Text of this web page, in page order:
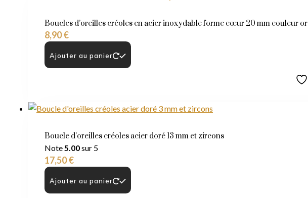
Boucles d’oreilles créoles en acier inoxydable forme cœur 20 mm couleur or
8,90€
Ajouter au panier
Boucle d’oreilles créoles acier doré 13 mm et zircons
Note5.00sur 5
17,50€
Ajouter au panier